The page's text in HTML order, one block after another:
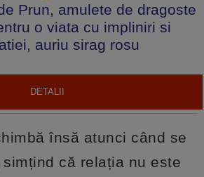
Prun, amulete de dragoste
o viata cu impliniri si
auriu sirag rosu
DETALII
însă atunci când se
că relația nu este